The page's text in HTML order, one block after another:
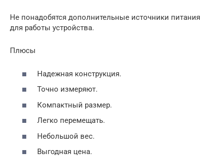
Не понадобятся дополнительные источники питания
для работы устройства.
Плюсы
Надежная конструкция.
Точно измеряют.
Компактный размер.
Легко перемещать.
Небольшой вес.
Выгодная цена.